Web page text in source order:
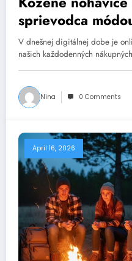
sprievodca
V dnešnej digitálnej dobe je
našich každodenných
Nina 0 Comments
April 16, 2026